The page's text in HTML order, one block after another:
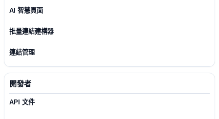
AI 智慧頁面
批量連結建構器
連結管理
開發者
API 文件